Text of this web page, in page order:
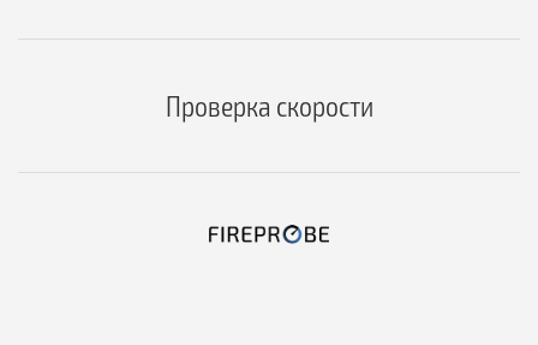
Проверка скорости